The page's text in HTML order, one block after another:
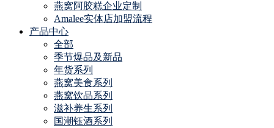
燕窝阿胶糕企业定制
Amalee实体店加盟流程
产品中心
全部
季节爆品及新品
年货系列
燕窝美食系列
燕窝饮品系列
滋补养生系列
国潮钰酒系列